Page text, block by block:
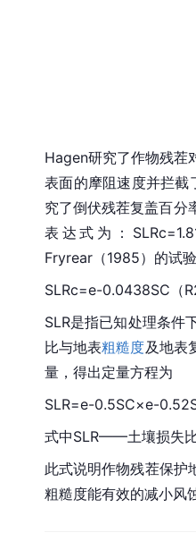
Hagen研究了作物残茬
表面的摩阻速度并拦
究了倒伏残茬复盖百分
表达式为：
Fryrear（1985）的试
SLRc=e-0.0438SC（
SLR是指已知处理条件
比与地表粗糙度及地表
量，得出定量方程为
SLR=e-0.5SC×e-
式中SLR——土壤损失
此式说明作物残茬保护
粗糙度能有效的减小风